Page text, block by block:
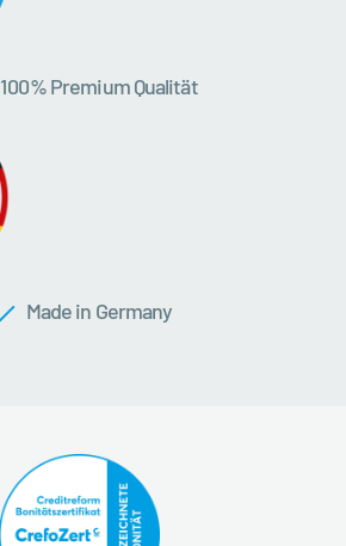
100 % Premium Qualität
Made in Germany